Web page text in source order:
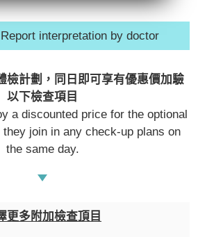
interpretation by doctor
檢計劃，同日即可享有優惠價加驗
以下檢查項目
a discounted price for the optional
they join in any check-up plans on
the same day.
更多附加檢查頂目
室（中環港鐵站出口
(852) 3180 9809
cs@tchc.hk
檢中心」致力為關注健
尚而優質的體檢服務，
全方位檢查。
與我們聯繫。謝謝您的支